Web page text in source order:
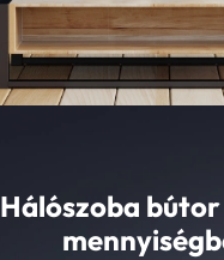
Hálószoba